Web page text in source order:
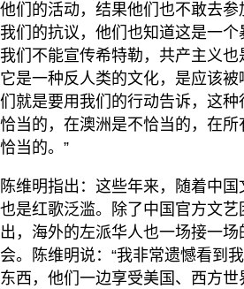
他们的活动，结果他们也不敢去
我们的抗议，他们也知道这是一
我们不能宣传希特勒，共产主义也
它是一种反人类的文化，是应该
们就是要用我们的行动告诉，这种
恰当的，在澳洲是不恰当的，在所
恰当的。”
陈维明指出：这些年来，随着中
也是红歌泛滥。除了中国官方文艺
出，海外的左派华人也一场接一场
会。陈维明说：“我非常遗憾看到
东西，他们一边享受美国、西方世